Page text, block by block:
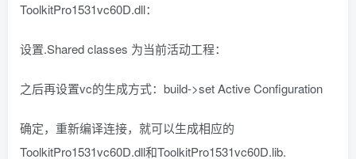
ToolkitPro1531vc60D.dll：
设置.Shared classes 为当前活动工程：
之后再设置vc的生成方式：build->set Active Configuration
确定，重新编译连接，就可以生成相应的
ToolkitPro1531vc60D.dll和ToolkitPro1531vc60D.lib.